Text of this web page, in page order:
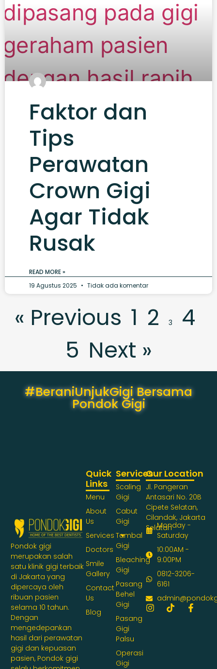
Faktor dan
Tips
Perawatan
Crown Gigi
Agar Tidak
Rusak
READ MORE »
19 Agustus 2025
Tidak ada komentar
« Previous 1 2 3
4
5 Next »
#BeraniUnjukGigi Bersama
Pondok Gigi
Pondok gigi
merupakan salah
satu klinik gigi terbaik
di Jakarta yang
dipercaya oleh
ribuan pasien
selama 10 tahun.
Dengan
mengedepankan
hasil dari perawatan
gigi dan kepuasan
pasien, Pondok gigi
Services
Scaling
Gigi
Cabut
Gigi
Tambal
Gigi
Bleaching
Gigi
Pasang
Behel
Gigi
Pasang
Gigi
Palsu
Operasi
Gigi
Quick
Links
Menu
About
Us
Services
Doctors
Smile
Gallery
Contact
Us
Blog
Our Location
Jl. Pangeran
Antasari No. 20B
Cipete Selatan,
Cilandak, Jakarta
Selatan
Monday -
Saturday
10:00AM -
9:00PM
0812-3206-
6161